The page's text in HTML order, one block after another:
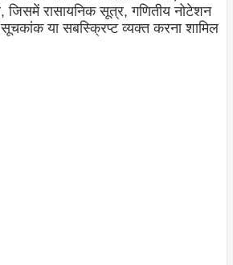
जिसमें रासायनिक सूत्र, गणितीय नोटेशन
या सबस्क्रिप्ट व्यक्त करना शामिल